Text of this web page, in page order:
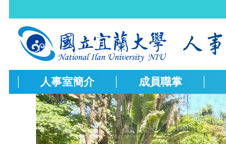
到
容
人事室簡介 成員職掌